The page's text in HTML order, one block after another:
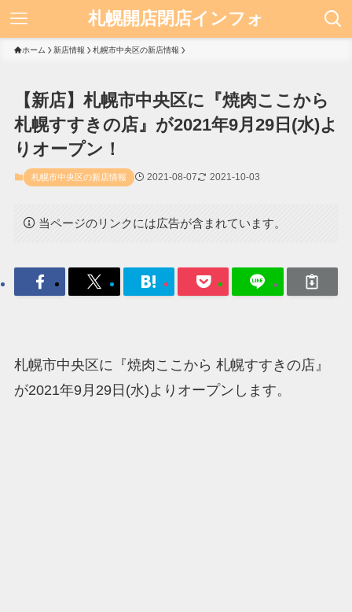
札幌開店閉店インフォ
ホーム 新店情報 札幌市中央区の新店情報
【新店】札幌市中央区に『焼肉ここから
札幌すすきの店』が2021年9月29日(水)よ
りオープン！
札幌市中央区の新店情報 2021-08-07 2021-10-03
当ページのリンクには広告が含まれています。
札幌市中央区に『焼肉ここから 札幌すすきの店』
が2021年9月29日(水)よりオープンします。